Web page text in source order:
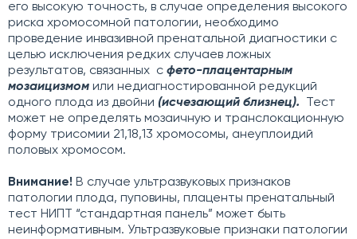
его высокую точность, в случае определения высокого
риска хромосомной патологии, необходимо
проведение инвазивной пренатальной диагностики с
целью исключения редких случаев ложных
результатов, связанных с фето-плацентарным
мозаицизмом или недиагностированной редукций
одного плода из двойни (исчезающий близнец).
Тест
может не определять мозаичную и транслокационную
форму трисомии 21,18,13 хромосомы, анеуплоидий
половых хромосом.
Внимание! В случае ультразвуковых признаков
патологии плода, пуповины, плаценты пренатальный
тест НИПТ “стандартная панель” может быть
неинформативным. Ультразвуковые признаки патологии